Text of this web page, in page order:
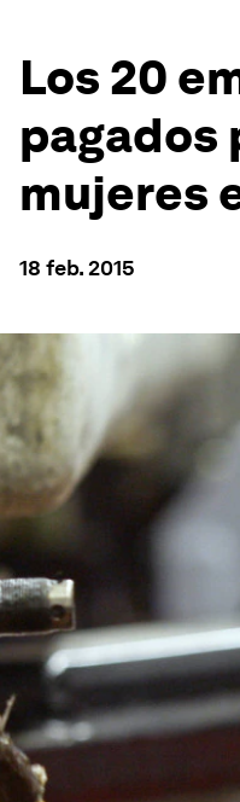
Los 20
pagados
mujeres
18 feb. 2015